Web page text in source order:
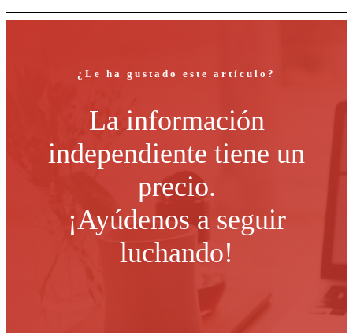
¿Le ha gustado este artículo?
La información
independiente tiene un
precio.
¡Ayúdenos a seguir
luchando!